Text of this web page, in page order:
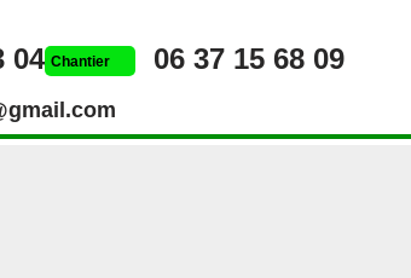
04 Chantier 06 37 15 68 09